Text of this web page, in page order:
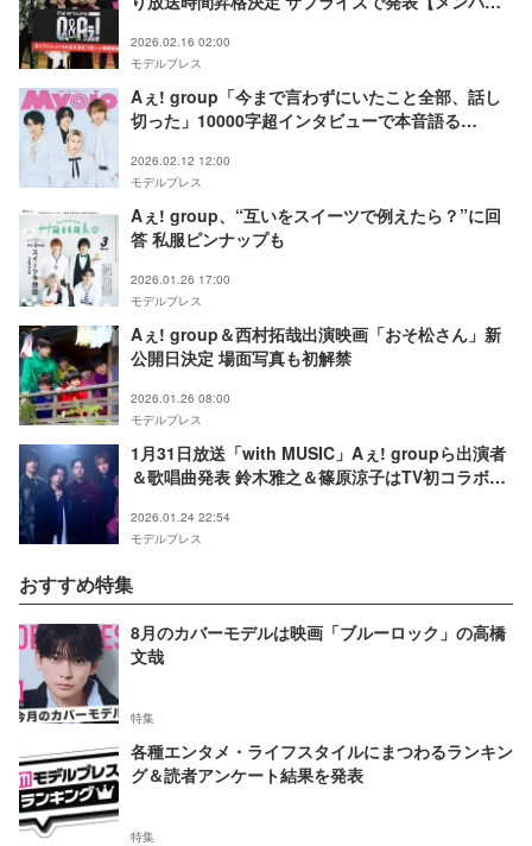
2026.02.16 02:00
モデルプレス
Aぇ! group「今まで言わずにいたこと全部、話し
切った」10000字超インタビューで本音語る
2026.02.12 12:00
モデルプレス
Aぇ! group、“互いをスイーツで例えたら？”に回
答 私服ピンナップも
2026.01.26 17:00
モデルプレス
Aぇ! group＆西村拓哉出演映画「おそ松さん」新
公開日決定 場面写真も初解禁
2026.01.26 08:00
モデルプレス
1月31日放送「with MUSIC」Aぇ! groupら出演者
＆歌唱曲発表 鈴木雅之＆篠原涼子はTV初コラボ歌
2026.01.24 22:54
モデルプレス
おすすめ特集
8月のカバーモデルは映画「ブルーロック」の高橋
文哉
特集
各種エンタメ・ライフスタイルにまつわるランキン
グ＆読者アンケート結果を発表
特集